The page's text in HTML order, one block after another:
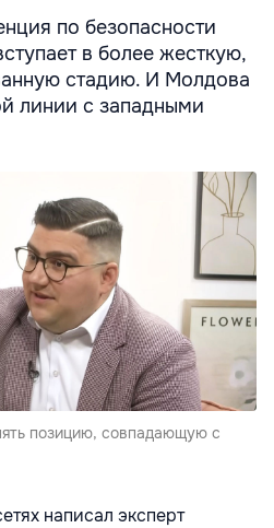
по безопасности
в более жесткую,
стадию. И Молдова
линии с западными
позицию, совпадающую с
написал эксперт